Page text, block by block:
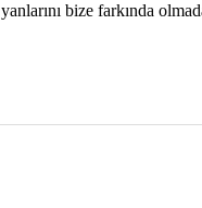
bize farkında